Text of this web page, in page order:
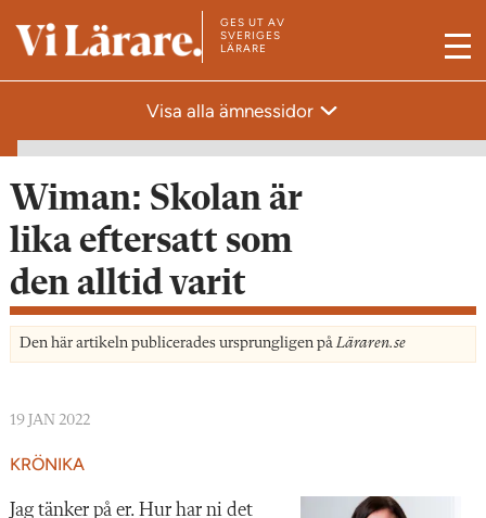
T
s
t
a
t
s
d
n
GES UT AV
SVERIGES
LÄRARE
M
Visa alla ämnessidor
Wiman: Skolan är
lika eftersatt som
den alltid varit
Den här artikeln publicerades ursprungligen påLäraren.se
19 JAN 2022
KRÖNIKA
Jag tänker på er. Hur har ni det